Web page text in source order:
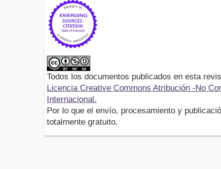
Todos los documentos publicados en esta
Licencia Creative Commons Atribución -No
Internacional.
Por lo que el envío, procesamiento y
totalmente gratuito.